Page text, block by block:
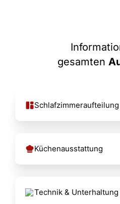
gesamten
Schlafzimmeraufteilung
Küchenausstattung
Technik & Unterhaltung